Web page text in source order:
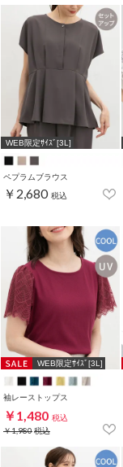
WEB限定ｻｲｽﾞ[3L]
ペプラムブラウス
￥2,680 税込
WEB限定ｻｲｽﾞ[3L]
袖レーストップス
￥1,480 税込
￥1,980税込